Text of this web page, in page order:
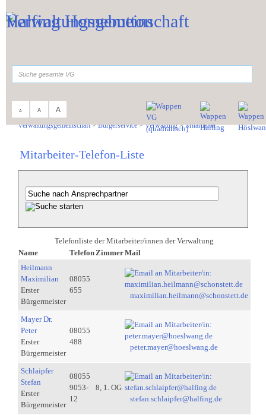
A A A
Verwaltungsgemeinschaft>Bürgerservice>Verwaltung>Mitarbeiter
Mitarbeiter-Telefon-Liste
Telefonliste der Mitarbeiter/innen der Verwaltung
Name
Telefon ZimmerMail
Heilmann
Maximilian
Erster
Bürgermeister
08055
655
maximilian.heilmann@schonstett.de
Mayer Dr.
Peter
Erster
Bürgermeister
08055
488
peter.mayer@hoeslwang.de
Schlaipfer
Stefan
Erster
Bürgermeister
08055
9053-
12
8, 1. OG
stefan.schlaipfer@halfing.de